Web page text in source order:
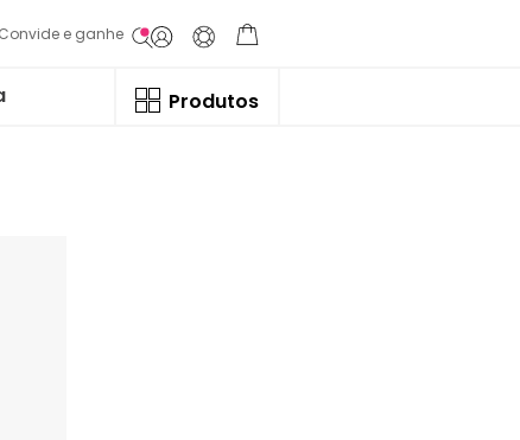
Convide e ganhe
Produtos